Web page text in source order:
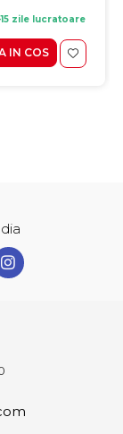
15 zile lucratoare
IN COS